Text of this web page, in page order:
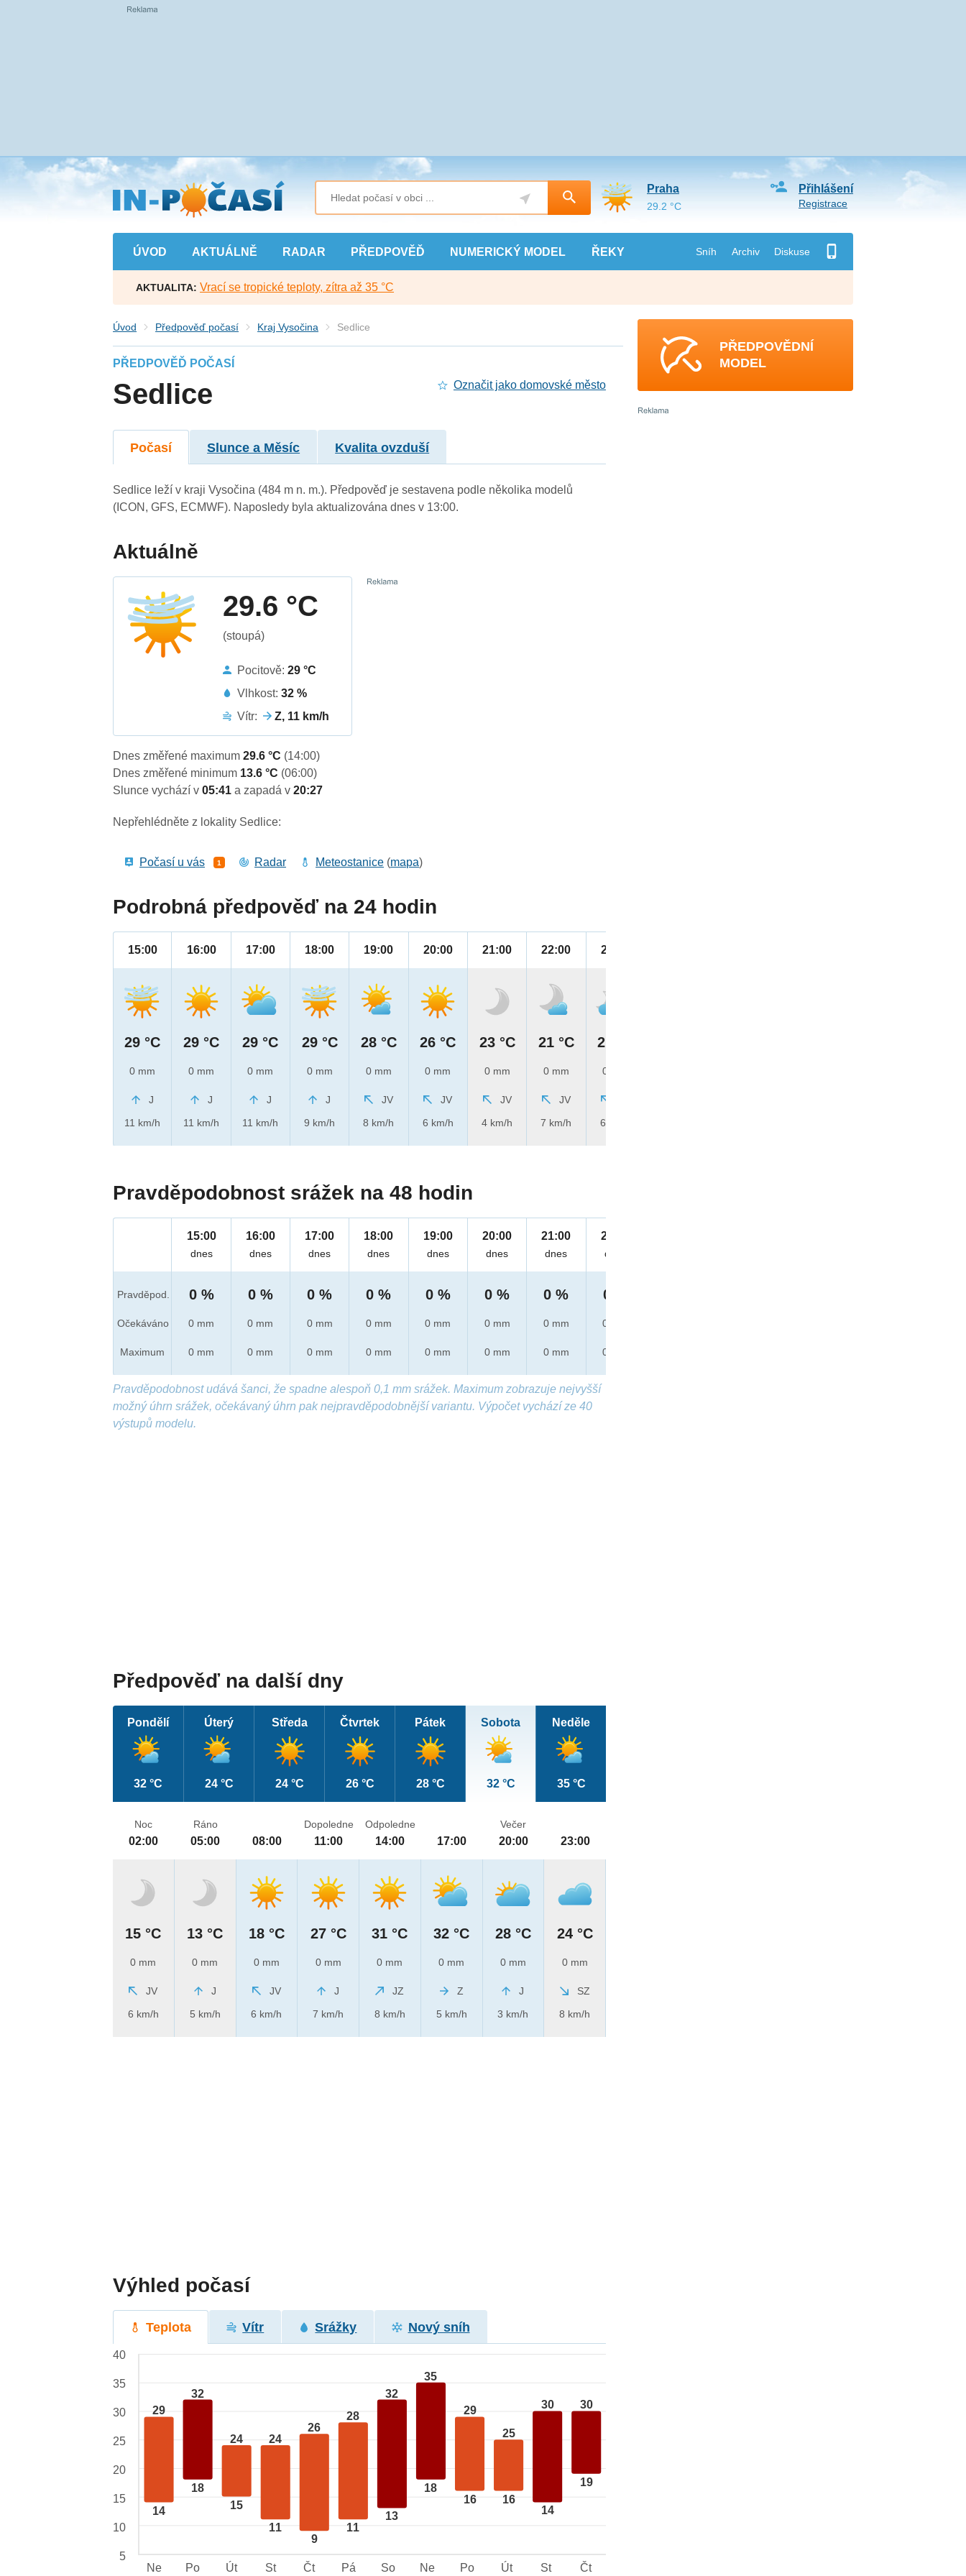
Přejít
na
hlavní
obsah
ÚVOD AKTUÁLNĚ RADAR PŘEDPOVĚĎ NUMERICKÝ MODEL ŘEKY Sníh Archiv Diskuse
Přihlášení
Registrace
Praha
29.2 °C
AKTUALITA: Vrací se tropické teploty, zítra až 35 °C
Úvod Předpověď počasí Kraj Vysočina Sedlice
PŘEDPOVĚĎ POČASÍ
Sedlice Označit jako domovské město
Počasí Slunce a Měsíc Kvalita ovzduší
Sedlice leží v kraji Vysočina (484 m n. m.). Předpověď je sestavena podle několika modelů
(ICON, GFS, ECMWF). Naposledy byla aktualizována dnes v 13:00.
Aktuálně
29.6 °C
(stoupá)
Pocitově:29 °C
Vlhkost:32 %
Vítr:
Z, 11 km/h
Dnes změřené maximum29.6 °C (14:00)
Dnes změřené minimum 13.6 °C (06:00)
Slunce vychází v05:41a zapadá v20:27
Nepřehlédněte z lokality Sedlice:
Počasí u vás 1 Radar Meteostanice (mapa)
Podrobná předpověď na 24 hodin
15:00
29 °C
0 mm
J
11 km/h
16:00
29 °C
0 mm
J
11 km/h
17:00
29 °C
0 mm
J
11 km/h
18:00
29 °C
0 mm
J
9 km/h
19:00
28 °C
0 mm
JV
8 km/h
20:00
26 °C
0 mm
JV
6 km/h
21:00
23 °C
0 mm
JV
4 km/h
22:00
21 °C
0 mm
JV
7 km/h
23:00
21 °C
0 mm
6 km/h
Pravděpodobnost srážek na 48 hodin
Pravděpod.
Očekáváno
Maximum
15:00
dnes
0 %
0 mm
0 mm
16:00
dnes
0 %
0 mm
0 mm
17:00
dnes
0 %
0 mm
0 mm
18:00
dnes
0 %
0 mm
0 mm
19:00
dnes
0 %
0 mm
0 mm
20:00
dnes
0 %
0 mm
0 mm
21:00
dnes
0 %
0 mm
0 mm
22:00
dnes
0 %
0 mm
0 mm
Pravděpodobnost udává šanci, že spadne alespoň 0,1 mm srážek. Maximum zobrazuje nejvyšší
možný úhrn srážek, očekávaný úhrn pak nejpravděpodobnější variantu. Výpočet vychází ze 40
výstupů modelu.
Předpověď na další dny
Pondělí
32 °C
Úterý
24 °C
Středa
24 °C
Čtvrtek
26 °C
Pátek
28 °C
Sobota
32 °C
Neděle
35 °C
Noc
02:00
15 °C
0 mm
JV
6 km/h
Ráno
05:00
13 °C
0 mm
J
5 km/h
08:00
18 °C
0 mm
JV
6 km/h
Dopoledne
11:00
27 °C
0 mm
J
7 km/h
Odpoledne
14:00
31 °C
0 mm
JZ
8 km/h
17:00
32 °C
0 mm
Z
5 km/h
Večer
20:00
28 °C
0 mm
J
3 km/h
23:00
24 °C
0 mm
SZ
8 km/h
Výhled počasí
Teplota Vítr Srážky Nový sníh
29
14
32
18
24
15
24
11
26
9
28
11
32
13
35
18
29
16
25
16
30
14
30
19
40
35
30
25
20
15
10
5
Ne
Po Út St Čt Pá So Ne Po Út St Čt
PŘEDPOVĚDNÍ
MODEL